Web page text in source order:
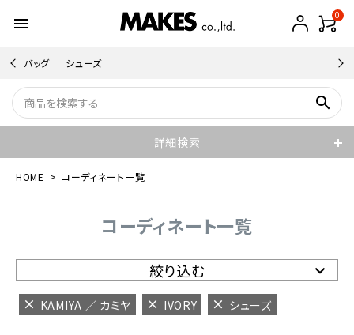
menu 0
バッグ シューズ
search
詳細検索
HOME コーディネート一覧
コーディネート一覧
絞り込む
KAMIYA ／ カミヤ IVORY シューズ